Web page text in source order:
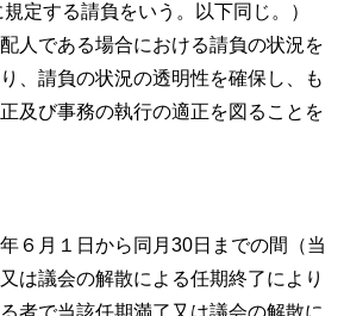
）
せ
定する請負をいう。以下同じ。）
人である場合における請負の状況を
、請負の状況の透明性を確保し、も
及び事務の執行の適正を図ることを
６月１日から同月30日までの間（当
は議会の解散による任期終了により
者で当該任期満了又は議会の解散に